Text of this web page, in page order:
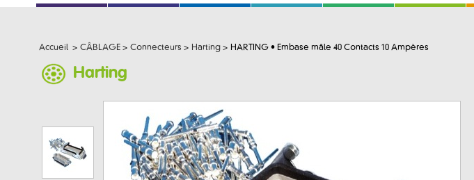
Accueil > CÂBLAGE > Connecteurs > Harting > HARTING • Embase mâle 40 Contacts 10 Ampères
Harting